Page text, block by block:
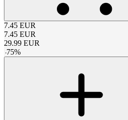
7.45 EUR
7.45 EUR
29.99 EUR
-75%